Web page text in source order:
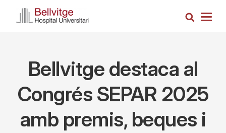
Cerca
Bellvitge destaca al
Congrés SEPAR 2025
amb premis, beques i